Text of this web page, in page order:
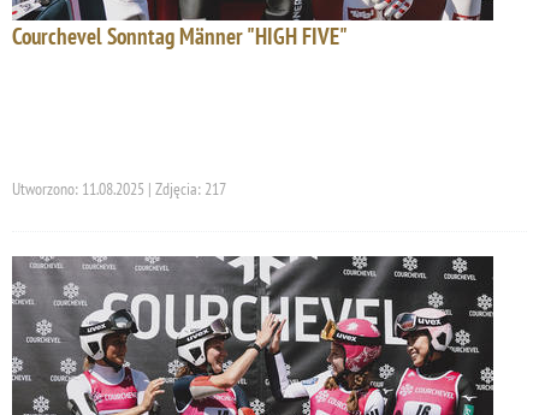
Courchevel Sonntag Männer "HIGH FIVE"
Utworzono: 11.08.2025 | Zdjęcia: 217